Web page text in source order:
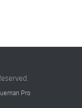
Pro